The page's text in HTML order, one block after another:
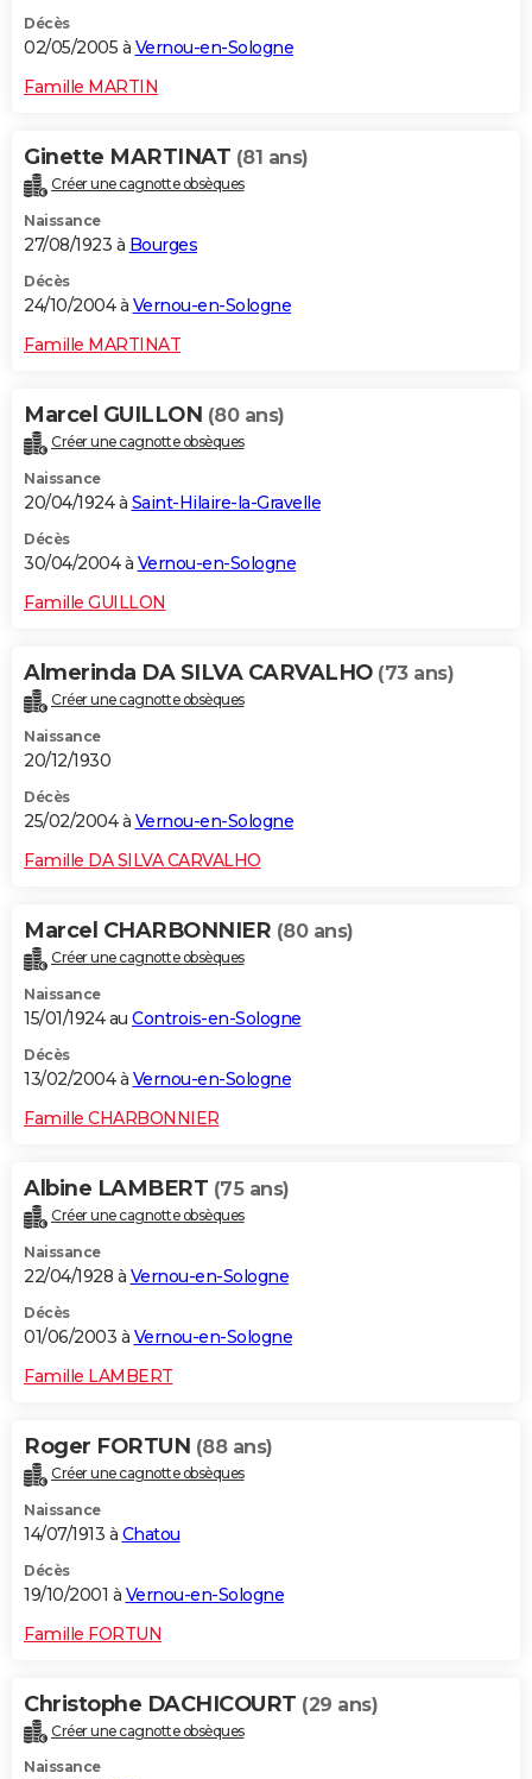
Décès
02/05/2005 à Vernou-en-Sologne
Famille MARTIN
Ginette MARTINAT (81 ans)
Créer une cagnotte obsèques
Naissance
27/08/1923 à Bourges
Décès
24/10/2004 à Vernou-en-Sologne
Famille MARTINAT
Marcel GUILLON (80 ans)
Créer une cagnotte obsèques
Naissance
20/04/1924 à Saint-Hilaire-la-Gravelle
Décès
30/04/2004 à Vernou-en-Sologne
Famille GUILLON
Almerinda DA SILVA CARVALHO (73 ans)
Créer une cagnotte obsèques
Naissance
20/12/1930
Décès
25/02/2004 à Vernou-en-Sologne
Famille DA SILVA CARVALHO
Marcel CHARBONNIER (80 ans)
Créer une cagnotte obsèques
Naissance
15/01/1924 au Controis-en-Sologne
Décès
13/02/2004 à Vernou-en-Sologne
Famille CHARBONNIER
Albine LAMBERT (75 ans)
Créer une cagnotte obsèques
Naissance
22/04/1928 à Vernou-en-Sologne
Décès
01/06/2003 à Vernou-en-Sologne
Famille LAMBERT
Roger FORTUN (88 ans)
Créer une cagnotte obsèques
Naissance
14/07/1913 à Chatou
Décès
19/10/2001 à Vernou-en-Sologne
Famille FORTUN
Christophe DACHICOURT (29 ans)
Créer une cagnotte obsèques
Naissance